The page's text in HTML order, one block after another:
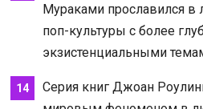
Мураками прославился в
поп-культуры с более
экзистенциальными
Серия книг Джоан